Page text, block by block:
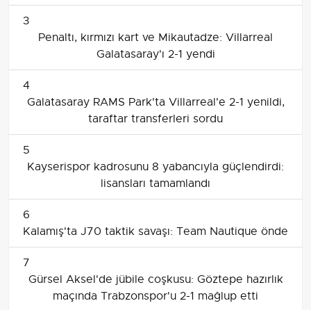
3
Penaltı, kırmızı kart ve Mikautadze: Villarreal
Galatasaray'ı 2-1 yendi
4
Galatasaray RAMS Park'ta Villarreal'e 2-1 yenildi,
taraftar transferleri sordu
5
Kayserispor kadrosunu 8 yabancıyla güçlendirdi:
lisansları tamamlandı
6
Kalamış'ta J70 taktik savaşı: Team Nautique önde
7
Gürsel Aksel'de jübile coşkusu: Göztepe hazırlık
maçında Trabzonspor'u 2-1 mağlup etti